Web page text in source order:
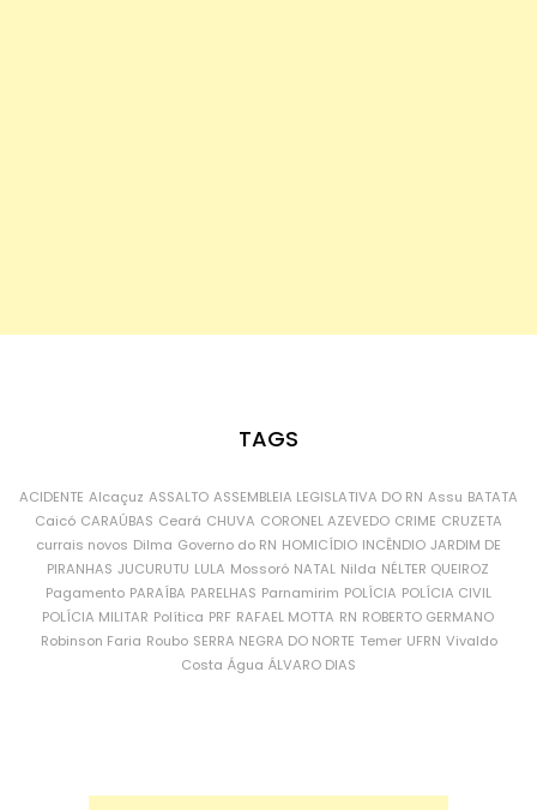
TAGS
ACIDENTE Alcaçuz ASSALTO ASSEMBLEIA LEGISLATIVA DO RN Assu BATATA
Caicó CARAÚBAS Ceará CHUVA CORONEL AZEVEDO CRIME CRUZETA
currais novos Dilma Governo do RN HOMICÍDIO INCÊNDIO JARDIM DE
PIRANHAS JUCURUTU LULA Mossoró NATAL Nilda NÉLTER QUEIROZ
Pagamento PARAÍBA PARELHAS Parnamirim POLÍCIA POLÍCIA CIVIL
POLÍCIA MILITAR Política PRF RAFAEL MOTTA RN ROBERTO GERMANO
Robinson Faria Roubo SERRA NEGRA DO NORTE Temer UFRN Vivaldo
Costa Água ÁLVARO DIAS